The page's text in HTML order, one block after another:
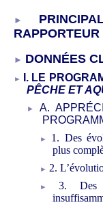
DONNÉES
I. LE
PÊCHE ET
A.
1. Des
plus
2.
3. Des